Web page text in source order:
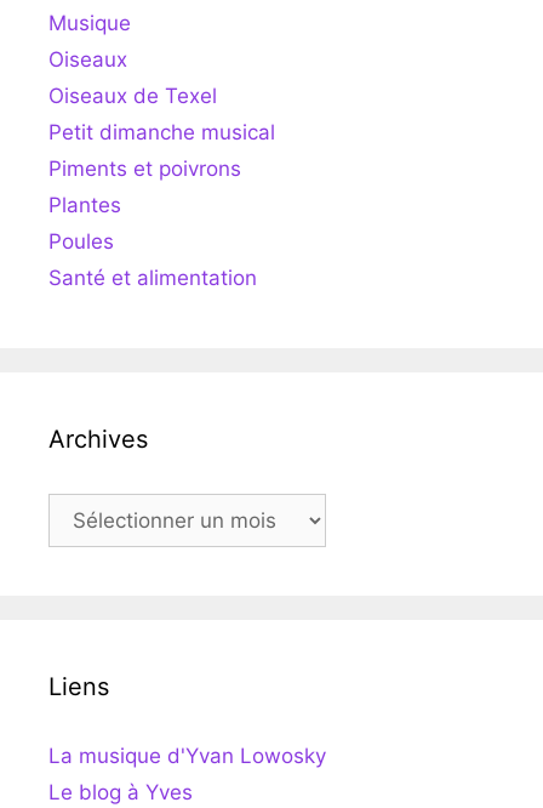
Musique
Oiseaux
Oiseaux de Texel
Petit dimanche musical
Piments et poivrons
Plantes
Poules
Santé et alimentation
Archives
Archives
Liens
La musique d'Yvan Lowosky
Le blog à Yves